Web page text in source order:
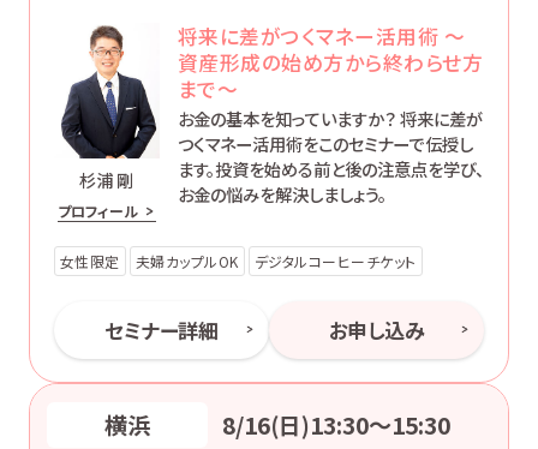
杉浦 剛
プロフィール
将来に差がつくマネー活用術 ～
資産形成の始め方から終わらせ方
まで～
お金の基本を知っていますか？ 将来に差が
つくマネー活用術をこのセミナーで伝授し
ます。投資を始める前と後の注意点を学び、
お金の悩みを解決しましょう。
女性限定 夫婦カップルOK デジタルコーヒーチケット
セミナー詳細 お申し込み
横浜 8/16(日)13:30〜15:30